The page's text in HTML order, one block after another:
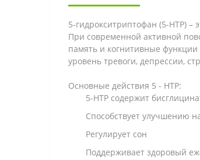
5-гидрокситриптофан (5-HTP)
При современной активной
память и когнитивные функции
уровень тревоги, депрессии,
Основные действия 5 - HTP:
5-HTP содержит
Способствует улучшению
Регулирует сон
Поддерживает здоровый